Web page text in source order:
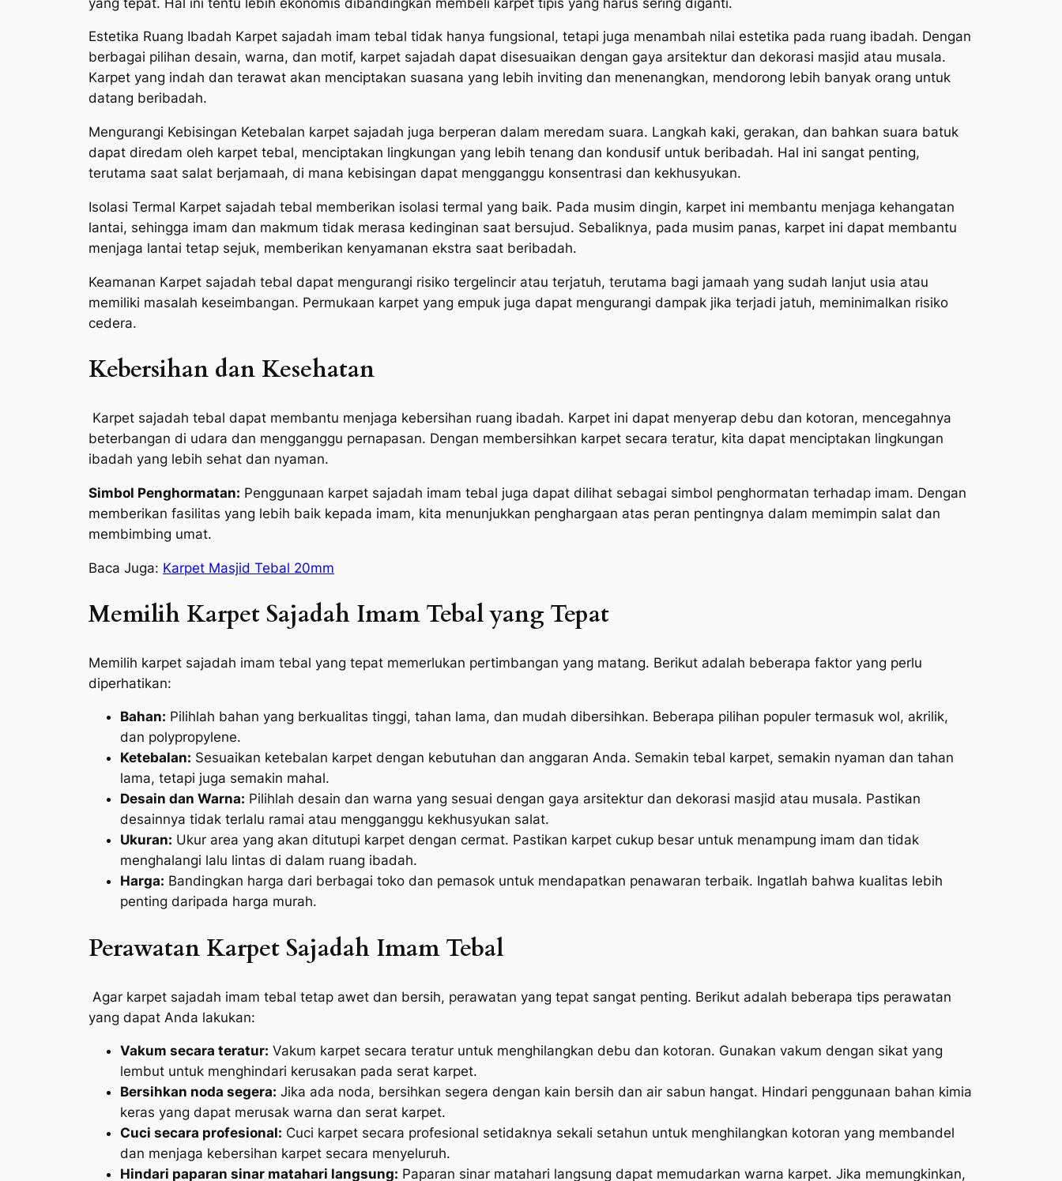
Estetika Ruang Ibadah Karpet sajadah imam tebal tidak hanya fungsional, tetapi juga menambah nilai estetika pada ruang ibadah. Dengan
berbagai pilihan desain, warna, dan motif, karpet sajadah dapat disesuaikan dengan gaya arsitektur dan dekorasi masjid atau musala.
Karpet yang indah dan terawat akan menciptakan suasana yang lebih inviting dan menenangkan, mendorong lebih banyak orang untuk
datang beribadah.
Mengurangi Kebisingan Ketebalan karpet sajadah juga berperan dalam meredam suara. Langkah kaki, gerakan, dan bahkan suara batuk
dapat diredam oleh karpet tebal, menciptakan lingkungan yang lebih tenang dan kondusif untuk beribadah. Hal ini sangat penting,
terutama saat salat berjamaah, di mana kebisingan dapat mengganggu konsentrasi dan kekhusyukan.
Isolasi Termal Karpet sajadah tebal memberikan isolasi termal yang baik. Pada musim dingin, karpet ini membantu menjaga kehangatan
lantai, sehingga imam dan makmum tidak merasa kedinginan saat bersujud. Sebaliknya, pada musim panas, karpet ini dapat membantu
menjaga lantai tetap sejuk, memberikan kenyamanan ekstra saat beribadah.
Keamanan Karpet sajadah tebal dapat mengurangi risiko tergelincir atau terjatuh, terutama bagi jamaah yang sudah lanjut usia atau
memiliki masalah keseimbangan. Permukaan karpet yang empuk juga dapat mengurangi dampak jika terjadi jatuh, meminimalkan risiko
cedera.
Kebersihan dan Kesehatan
Karpet sajadah tebal dapat membantu menjaga kebersihan ruang ibadah. Karpet ini dapat menyerap debu dan kotoran, mencegahnya
beterbangan di udara dan mengganggu pernapasan. Dengan membersihkan karpet secara teratur, kita dapat menciptakan lingkungan
ibadah yang lebih sehat dan nyaman.
Simbol Penghormatan: Penggunaan karpet sajadah imam tebal juga dapat dilihat sebagai simbol penghormatan terhadap imam. Dengan
memberikan fasilitas yang lebih baik kepada imam, kita menunjukkan penghargaan atas peran pentingnya dalam memimpin salat dan
membimbing umat.
Baca Juga: Karpet Masjid Tebal 20mm
Memilih Karpet Sajadah Imam Tebal yang Tepat
Memilih karpet sajadah imam tebal yang tepat memerlukan pertimbangan yang matang. Berikut adalah beberapa faktor yang perlu
diperhatikan:
Bahan: Pilihlah bahan yang berkualitas tinggi, tahan lama, dan mudah dibersihkan. Beberapa pilihan populer termasuk wol, akrilik,
dan polypropylene.
Ketebalan: Sesuaikan ketebalan karpet dengan kebutuhan dan anggaran Anda. Semakin tebal karpet, semakin nyaman dan tahan
lama, tetapi juga semakin mahal.
Desain dan Warna: Pilihlah desain dan warna yang sesuai dengan gaya arsitektur dan dekorasi masjid atau musala. Pastikan
desainnya tidak terlalu ramai atau mengganggu kekhusyukan salat.
Ukuran: Ukur area yang akan ditutupi karpet dengan cermat. Pastikan karpet cukup besar untuk menampung imam dan tidak
menghalangi lalu lintas di dalam ruang ibadah.
Harga: Bandingkan harga dari berbagai toko dan pemasok untuk mendapatkan penawaran terbaik. Ingatlah bahwa kualitas lebih
penting daripada harga murah.
Perawatan Karpet Sajadah Imam Tebal
Agar karpet sajadah imam tebal tetap awet dan bersih, perawatan yang tepat sangat penting. Berikut adalah beberapa tips perawatan
yang dapat Anda lakukan:
Vakum secara teratur: Vakum karpet secara teratur untuk menghilangkan debu dan kotoran. Gunakan vakum dengan sikat yang
lembut untuk menghindari kerusakan pada serat karpet.
Bersihkan noda segera: Jika ada noda, bersihkan segera dengan kain bersih dan air sabun hangat. Hindari penggunaan bahan kimia
keras yang dapat merusak warna dan serat karpet.
Cuci secara profesional: Cuci karpet secara profesional setidaknya sekali setahun untuk menghilangkan kotoran yang membandel
dan menjaga kebersihan karpet secara menyeluruh.
Hindari paparan sinar matahari langsung: Paparan sinar matahari langsung dapat memudarkan warna karpet. Jika memungkinkan,